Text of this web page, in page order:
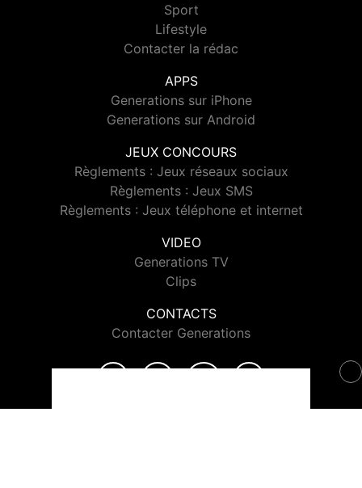
Sport
Lifestyle
Contacter la rédac
APPS
Generations sur iPhone
Generations sur Android
JEUX CONCOURS
Règlements : Jeux réseaux sociaux
Règlements : Jeux SMS
Règlements : Jeux téléphone et internet
VIDEO
Generations TV
Clips
CONTACTS
Contacter Generations